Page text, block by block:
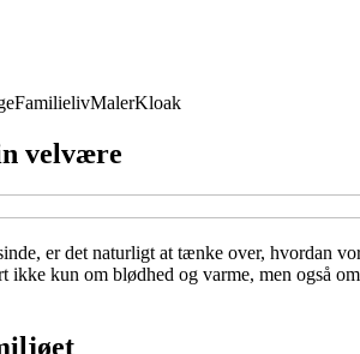
FamilielivMalerKloak
velvære
er det naturligt at tænke over, hvordan
kun om blødhed og varme, men også